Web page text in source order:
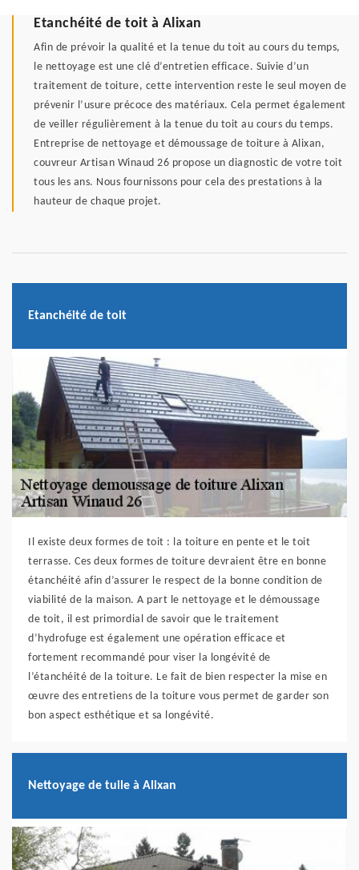
Etanchéité de toit à Alixan
Afin de prévoir la qualité et la tenue du toit au cours du temps,
le nettoyage est une clé d’entretien efficace. Suivie d’un
traitement de toiture, cette intervention reste le seul moyen de
prévenir l’usure précoce des matériaux. Cela permet également
de veiller régulièrement à la tenue du toit au cours du temps.
Entreprise de nettoyage et démoussage de toiture à Alixan,
couvreur Artisan Winaud 26 propose un diagnostic de votre toit
tous les ans. Nous fournissons pour cela des prestations à la
hauteur de chaque projet.
Etanchéité de toit
Il existe deux formes de toit : la toiture en pente et le toit
terrasse. Ces deux formes de toiture devraient être en bonne
étanchéité afin d’assurer le respect de la bonne condition de
viabilité de la maison. A part le nettoyage et le démoussage
de toit, il est primordial de savoir que le traitement
d’hydrofuge est également une opération efficace et
fortement recommandé pour viser la longévité de
l’étanchéité de la toiture. Le fait de bien respecter la mise en
œuvre des entretiens de la toiture vous permet de garder son
bon aspect esthétique et sa longévité.
Nettoyage de tuile à Alixan